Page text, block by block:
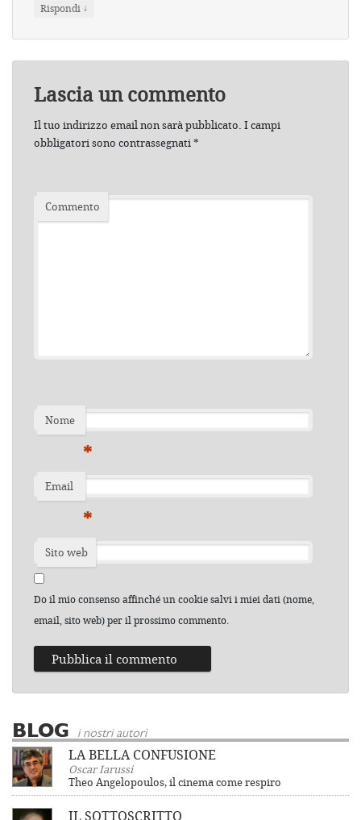
Rispondi ↓
Lascia un commento
Il tuo indirizzo email non sarà pubblicato. I campi
obbligatori sono contrassegnati*
Commento
Nome
*
Email
*
Sito web
Do il mio consenso affinché un cookie salvi i miei dati (nome,
email, sito web) per il prossimo commento.
BLOG i nostri autori
LA BELLA CONFUSIONE
Oscar Iarussi
Theo Angelopoulos, il cinema come respiro
IL SOTTOSCRITTO